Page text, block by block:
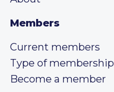
Members
Current members
Type of membership
Become a member